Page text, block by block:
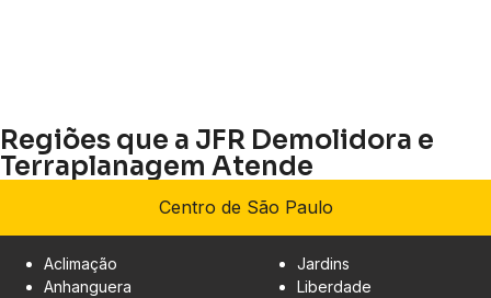
Regiões que a JFR Demolidora e
Terraplanagem Atende
Centro de São Paulo
Aclimação
Anhanguera
Jardins
Liberdade